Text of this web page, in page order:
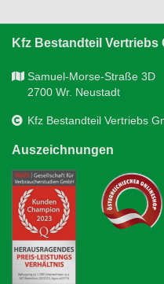
Kfz Bestandteil Vertriebs
Samuel-Morse-Straße 3D
2700 Wr. Neustadt
Kfz Bestandteil Vertriebs
Auszeichnungen